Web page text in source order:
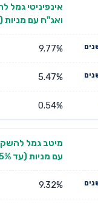
אינפיניטי
ואג"ח עם מניות (עד 25%
9.77%
5.47%
0.54%
מיטב גמל
עם מניות (עד 25% במניות)
9.32%